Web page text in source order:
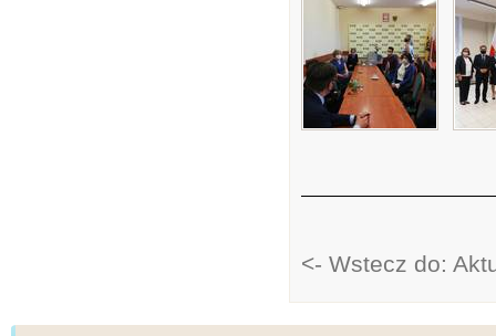
<- Wstecz do: